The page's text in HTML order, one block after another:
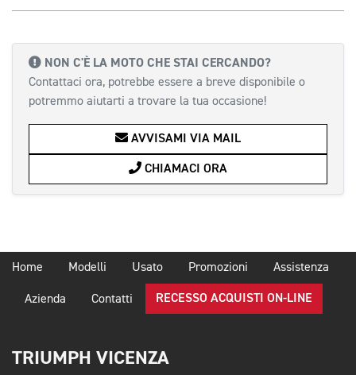
NON C'È LA MOTO CHE STAI CERCANDO?
Contattaci ora, potrebbe essere a breve disponibile o
potremmo aiutarti a trovare la tua occasione!
AVVISAMI VIA MAIL
CHIAMACI ORA
Home Modelli Usato Promozioni Assistenza
Azienda Contatti RECESSO ACQUISTI ON-LINE
TRIUMPH VICENZA